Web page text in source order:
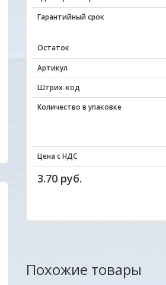
пожеланиям и предложениям!
Гарантийный срок
Остаток
Артикул
Штрих-код
Количество в упаковке
Цена с НДС
3.70 руб.
Похожие товары